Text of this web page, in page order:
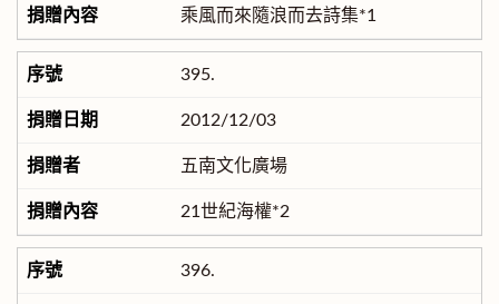
乘風而來隨浪而去詩集*1
395.
2012/12/03
五南文化廣場
21世紀海權*2
396.